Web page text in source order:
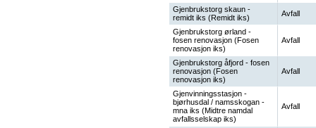
Gjenbrukstorg skaun -
remidt iks (Remidt iks)
Avfall
Gjenbrukstorg ørland -
fosen renovasjon (Fosen
renovasjon iks)
Avfall
Gjenbrukstorg åfjord - fosen
renovasjon (Fosen
renovasjon iks)
Avfall
Gjenvinningsstasjon -
bjørhusdal / namsskogan -
mna iks (Midtre namdal
avfallsselskap iks)
Avfall